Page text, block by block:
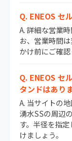
Q. ENEOS セ
A. 詳細な営業
お、営業時間
かけ前にご確認
Q. ENEOS セ
タンドはあり
A. 当サイトの
湧水SSの周辺
す。半径を指
けましょう。